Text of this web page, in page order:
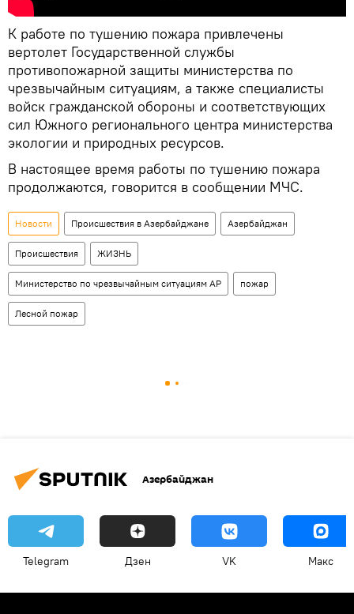
К работе по тушению пожара привлечены
вертолет Государственной службы
противопожарной защиты министерства по
чрезвычайным ситуациям, а также специалисты
войск гражданской обороны и соответствующих
сил Южного регионального центра министерства
экологии и природных ресурсов.
В настоящее время работы по тушению пожара
продолжаются, говорится в сообщении МЧС.
Новости Происшествия в Азербайджане Азербайджан
Происшествия ЖИЗНЬ
Министерство по чрезвычайным ситуациям АР пожар
Лесной пожар
Азербайджан
Telegram Дзен VK Макс